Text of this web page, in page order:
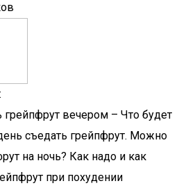
вечером – Что будет
съедать грейпфрут. Можно
на ночь? Как надо и как
при похудении